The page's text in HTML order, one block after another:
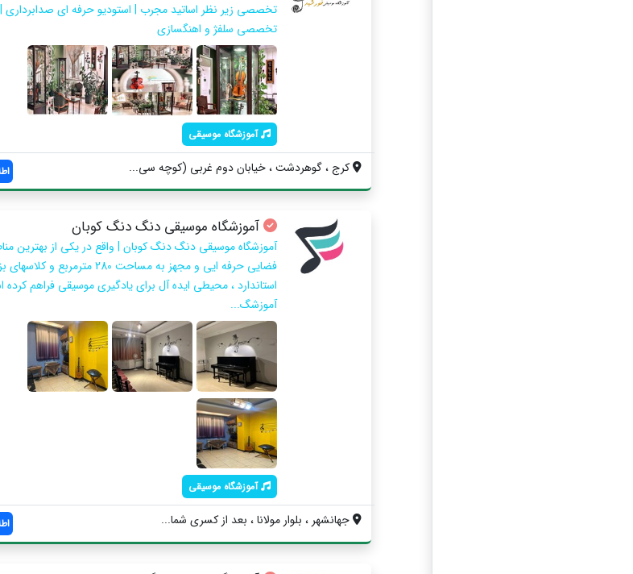
تخصصی زیر نظر اساتید مجرب | استودیو حرفه ای صدابرداری
تخصصی سلفژ و اهنگسازی
آموزشگاه موسیقی
کرج ، گوهردشت ، خیابان دوم غربی (کوچه سی...
آموزشگاه موسیقی دنگ دنگ کوبان
آموزشگاه موسیقی دنگ دنگ کوبان | واقع در یکی از بهترین
فضایی حرفه ایی و مجهز به مساحت 280 مترمربع و
استاندارد ، محیطی ایده آل برای یادگیری موسیقی فراهم
آموزشگ...
آموزشگاه موسیقی
جهانشهر ، بلوار مولانا ، بعد از کسری شما...